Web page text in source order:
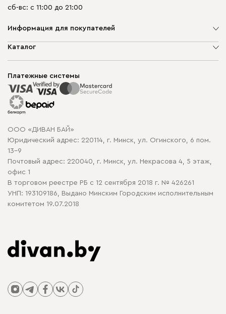
сб-вс: с 11:00 до 21:00
Информация для покупателей
О компании
Способы оплаты
Рассрочка и кредит
Гарантия
Карта сайта
Политика конфиденциальности
Политика в отношении обработки cookie
Каталог
Корпусная мебель
Распродажа мебели
Платежные системы
ООО «ДИВАН БАЙ»
Юридический адрес: 220114, г. Минск, ул. Огинского, 6 пом.
13-9
Почтовый адрес: 220040, г. Минск, ул. Некрасова 4, 5 этаж,
офис 1
В торговом реестре РБ с 12 сентября 2018 г. № 426261
УНП: 193109186, Выдано Минским Городским исполнительным
комитетом 19.07.2018